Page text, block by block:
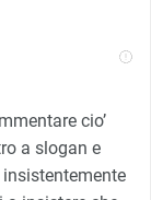
cio’
a slogan e